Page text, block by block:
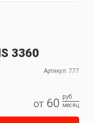
3360
Артикул: 777
от 60 руб.
месяц